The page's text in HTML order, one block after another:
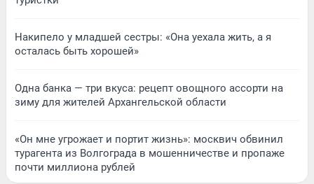
Накипело у младшей сестры: «Она уехала жить, а я
осталась быть хорошей»
Одна банка — три вкуса: рецепт овощного ассорти на
зиму для жителей Архангельской области
«Он мне угрожает и портит жизнь»: москвич обвинил
турагента из Волгограда в мошенничестве и пропаже
почти миллиона рублей